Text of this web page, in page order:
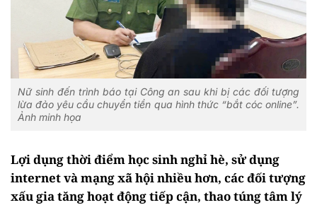
Nữ sinh đến trình báo tại Công an sau khi bị các đối tượng
lừa đảo yêu cầu chuyển tiền qua hình thức “bắt cóc online”.
Ảnh minh họa
Lợi dụng thời điểm học sinh nghỉ hè, sử dụng
internet và mạng xã hội nhiều hơn, các đối tượng
xấu gia tăng hoạt động tiếp cận, thao túng tâm lý